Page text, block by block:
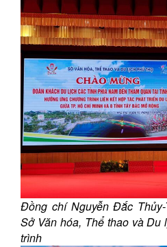
Đồng chí Nguyễn Đắc
Sở Văn hóa, Thể thao và
trình